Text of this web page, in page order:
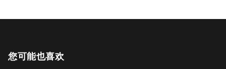
您可能也喜欢